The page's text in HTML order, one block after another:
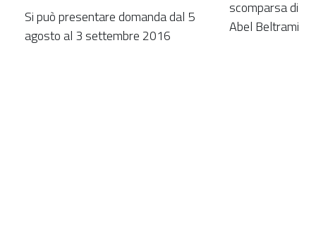
Si può presentare domanda dal 5
agosto al 3 settembre 2016